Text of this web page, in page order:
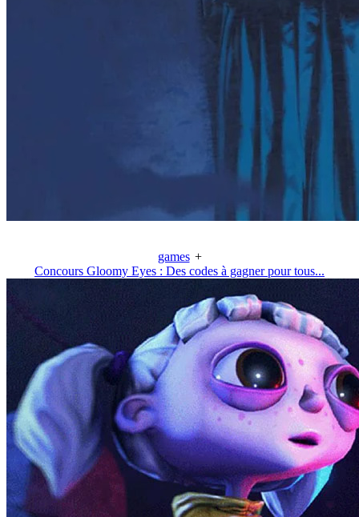
games +
Concours Gloomy Eyes : Des codes à gagner pour tous...